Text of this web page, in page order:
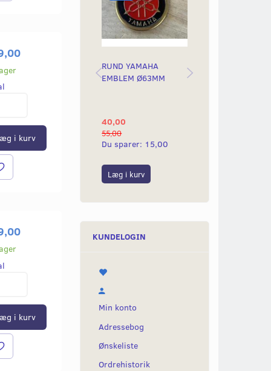
i kurv
i kurv
RUND YAMAHA
EMBLEM Ø63MM
40,00
55,00
Du sparer: 15,00
Læg i kurv
KUNDELOGIN
Min konto
Adressebog
Ønskeliste
Ordrehistorik